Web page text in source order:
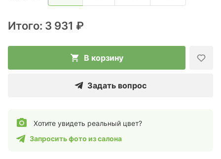
Итого: 3 931 ₽
В корзину
Задать вопрос
Хотите увидеть реальный цвет?
Запросить фото из салона